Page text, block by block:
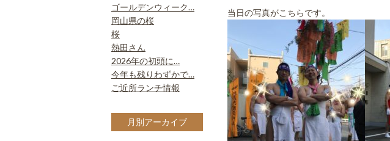
当日の写真がこちらです。
ゴールデンウィーク…
岡山県の桜
桜
熱田さん
2026年の初頭に…
今年も残りわずかで…
ご近所ランチ情報
月別アーカイブ